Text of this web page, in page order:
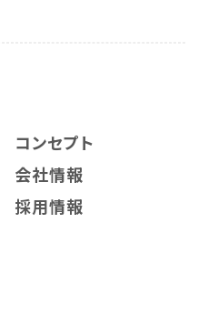
コンセプト
会社情報
採用情報